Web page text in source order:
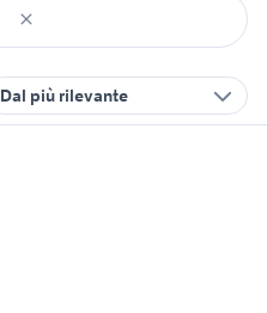
Dal più rilevante